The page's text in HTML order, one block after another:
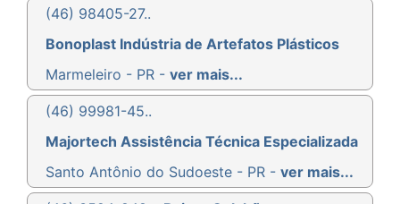
(46) 98405-27..
Bonoplast Indústria de Artefatos Plásticos
Marmeleiro - PR - ver mais...
(46) 99981-45..
Majortech Assistência Técnica Especializada
Santo Antônio do Sudoeste - PR - ver mais...